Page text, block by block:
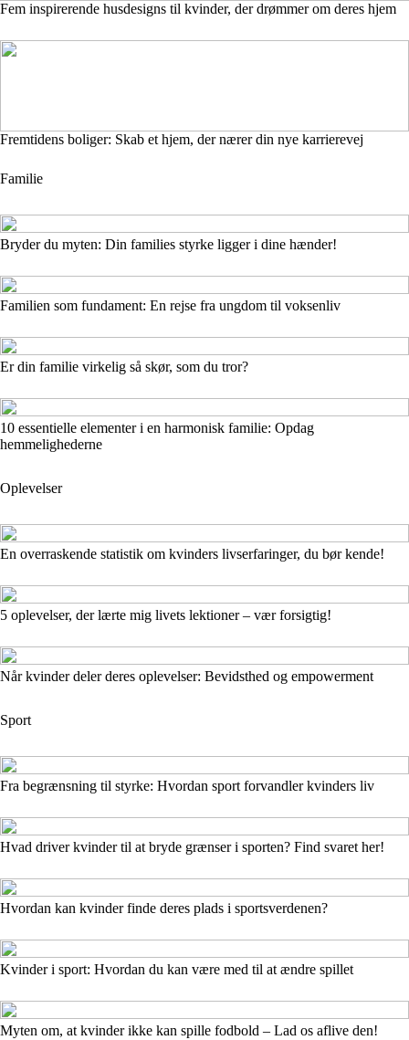
Fem inspirerende husdesigns til kvinder, der drømmer om deres hjem
Fremtidens boliger: Skab et hjem, der nærer din nye karrierevej
Familie
Bryder du myten: Din families styrke ligger i dine hænder!
Familien som fundament: En rejse fra ungdom til voksenliv
Er din familie virkelig så skør, som du tror?
10 essentielle elementer i en harmonisk familie: Opdag
hemmelighederne
Oplevelser
En overraskende statistik om kvinders livserfaringer, du bør kende!
5 oplevelser, der lærte mig livets lektioner – vær forsigtig!
Når kvinder deler deres oplevelser: Bevidsthed og empowerment
Sport
Fra begrænsning til styrke: Hvordan sport forvandler kvinders liv
Hvad driver kvinder til at bryde grænser i sporten? Find svaret her!
Hvordan kan kvinder finde deres plads i sportsverdenen?
Kvinder i sport: Hvordan du kan være med til at ændre spillet
Myten om, at kvinder ikke kan spille fodbold – Lad os aflive den!